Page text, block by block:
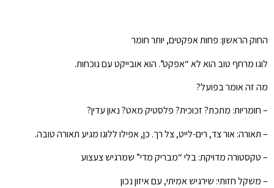
החוק הראשון: פחות אפקטים, יותר חומר
לוגו מרחף טוב הוא לא “אפקט”. הוא אובייקט עם נוכחות.
מה זה אומר בפועל?
– חומריות: מתכת? זכוכית? פלסטיק מאט? נאון עדין?
– תאורה: אור צד, רים-לייט, צל רך. כן, אפילו ללוגו מגיע תאורה טובה.
– טקסטורה מדויקת: בלי “מבריק מדי” שמרגיש צעצוע
– משקל חזותי: שירגיש אמיתי, עם איזון נכון